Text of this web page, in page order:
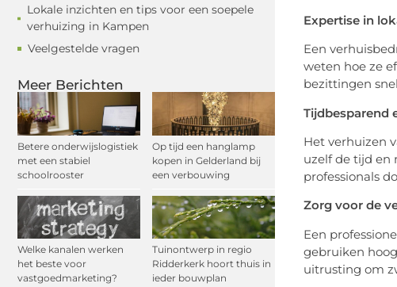
Lokale inzichten en tips voor een soepele
verhuizing in Kampen
Veelgestelde vragen
Meer Berichten
Betere onderwijslogistiek
met een stabiel
schoolrooster
Op tijd een hanglamp
kopen in Gelderland bij
een verbouwing
Welke kanalen werken
het beste voor
vastgoedmarketing?
Tuinontwerp in regio
Ridderkerk hoort thuis in
ieder bouwplan
Expertise in
Een
weten hoe ze
bezittingen
Tijdbesparend
Het verhuizen
uzelf de tijd en
professionals
Zorg voor de
Een
gebruiken
uitrusting om